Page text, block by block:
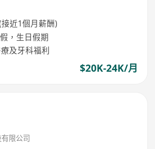
近1個月薪酬)
，生日假期
及牙科福利
$20K-24K/月
限公司